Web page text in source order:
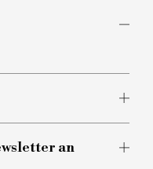
Unser Team steht
an